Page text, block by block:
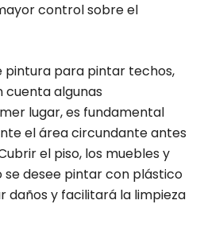
control sobre el
pintura para pintar techos,
algunas
lugar, es fundamental
el área circundante antes
el piso, los muebles y
se desee pintar con plástico
daños y facilitará la limpieza